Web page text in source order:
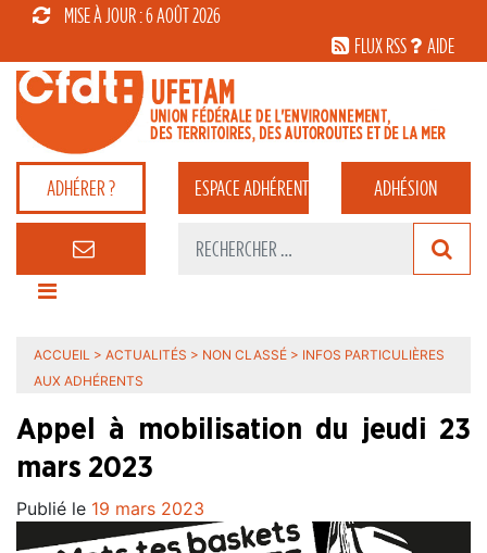
MISE À JOUR : 6 AOÛT 2026
FLUX RSS
AIDE
ADHÉRER ? ESPACEADHÉRENT ADHÉSION
ACCUEIL > ACTUALITÉS > NON CLASSÉ > INFOS PARTICULIÈRES
AUX ADHÉRENTS
Appel à mobilisation du jeudi 23
mars 2023
Publié le 19 mars 2023